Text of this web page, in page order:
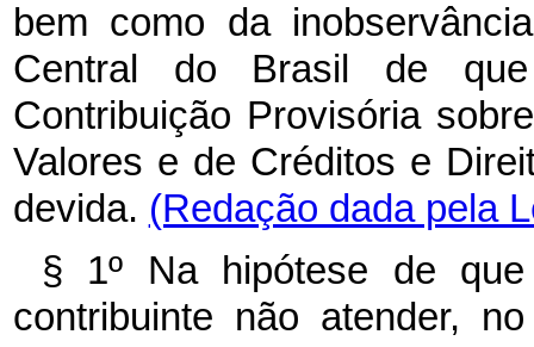
bem como da
Central do Brasil de
Contribuição Provisória
Valores e de Créditos e
devida. (Redação dada pela
§ 1º Na hipótese de
contribuinte não atender,